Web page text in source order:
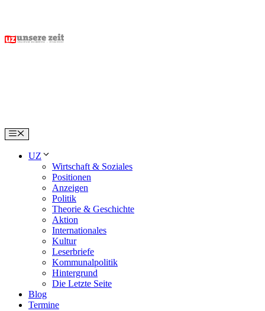
content
Menu
UZ
Wirtschaft & Soziales
Positionen
Anzeigen
Politik
Theorie & Geschichte
Aktion
Internationales
Kultur
Leserbriefe
Kommunalpolitik
Hintergrund
Die Letzte Seite
Blog
Termine